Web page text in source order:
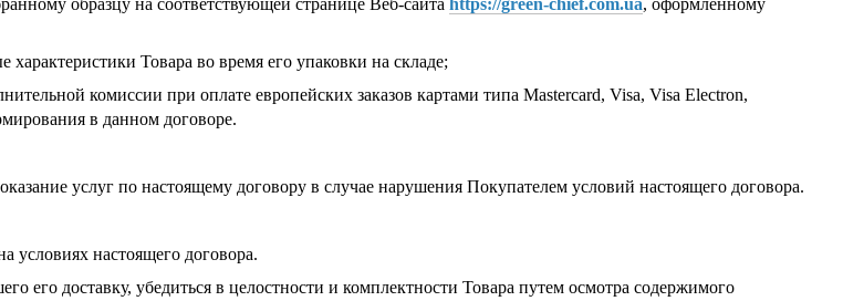
характеристики Товара во время его упаковки на складе;
комиссии при оплате европейских заказов картами типа Mastercard, Visa, Visa Electron,
в данном договоре.
услуг по настоящему договору в случае нарушения Покупателем условий настоящего договора.
условиях настоящего договора.
его доставку, убедиться в целостности и комплектности Товара путем осмотра содержимого